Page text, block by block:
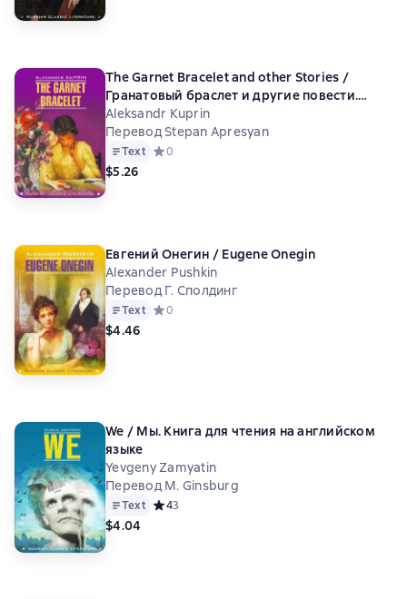
The Garnet Bracelet and other Stories /
Гранатовый браслет и другие повести.
Книга для чтения на английском языке
Aleksandr Kuprin
Перевод Stepan Apresyan
Text Средний рейтинг 0 на основе 0 оценок
0
$5.26
Евгений Онегин / Eugene Onegin
Alexander Pushkin
Перевод Г. Сполдинг
Text Средний рейтинг 0 на основе 0 оценок
0
$4.46
We / Мы. Книга для чтения на английском
языке
Yevgeny Zamyatin
Перевод M. Ginsburg
Text Средний рейтинг 4 на основе 3 оценок
43
$4.04